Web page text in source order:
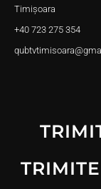
Timișoara
+40 723 275 354